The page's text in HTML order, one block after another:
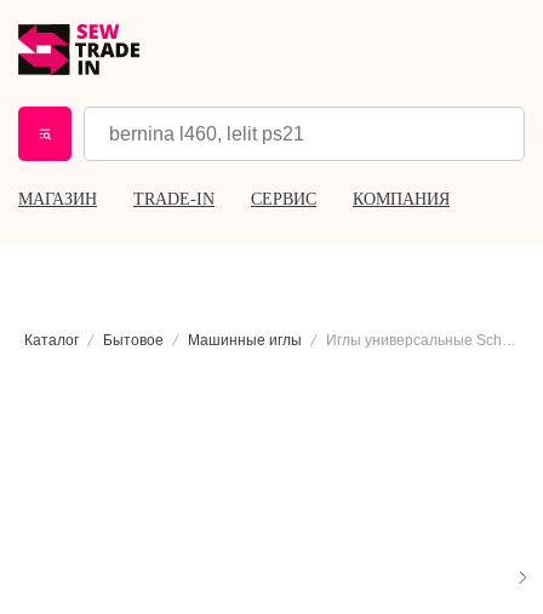
МАГАЗИН TRADE-IN СЕРВИС КОМПАНИЯ
Каталог Бытовое Машинные иглы